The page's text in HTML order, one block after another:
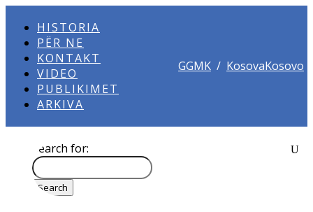
HISTORIA
PËR NE
KONTAKT
VIDEO
PUBLIKIMET
ARKIVA
GGMK / KosovaKosovo
Search for: